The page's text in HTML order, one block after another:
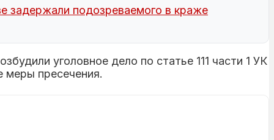
задержали подозреваемого в краже
уголовное дело по статье 111 части 1 УК
пресечения.